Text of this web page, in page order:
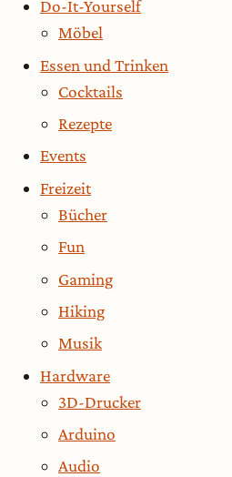
Do-It-Yourself
Möbel
Essen und Trinken
Cocktails
Rezepte
Events
Freizeit
Bücher
Fun
Gaming
Hiking
Musik
Hardware
3D-Drucker
Arduino
Audio